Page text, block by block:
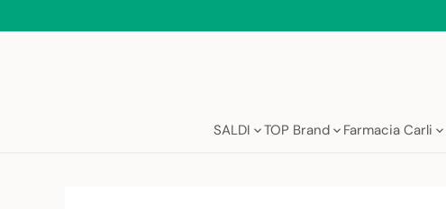
al
SALDI TOP Brand Farmacia Carli